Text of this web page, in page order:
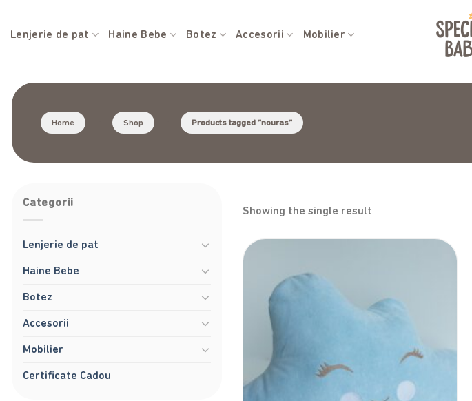
content
Lenjerie de pat Haine Bebe Botez Accesorii Mobilier
Home Shop Products tagged “nouras”
Categorii
Lenjerie de pat
Haine Bebe
Botez
Accesorii
Mobilier
Certificate Cadou
Showing the single result